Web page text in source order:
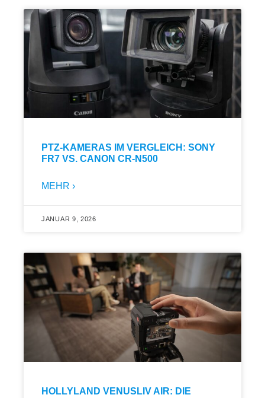
PTZ-KAMERAS IM VERGLEICH: SONY
FR7 VS. CANON CR-N500
MEHR ›
JANUAR 9, 2026
HOLLYLAND VENUSLIV AIR: DIE